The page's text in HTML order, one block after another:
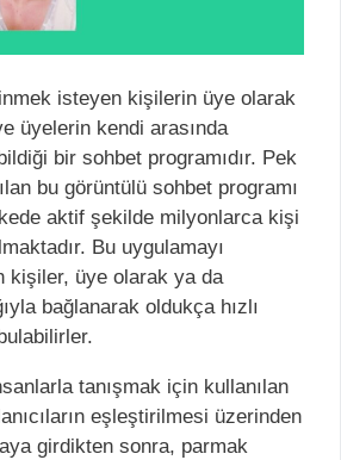
isteyen kişilerin üye olarak
üyelerin kendi arasında
bir sohbet programıdır. Pek
bu görüntülü sohbet programı
aktif şekilde milyonlarca kişi
Bu uygulamayı
kişiler, üye olarak ya da
bağlanarak oldukça hızlı
tanışmak için kullanılan
eşleştirilmesi üzerinden
girdikten sonra, parmak